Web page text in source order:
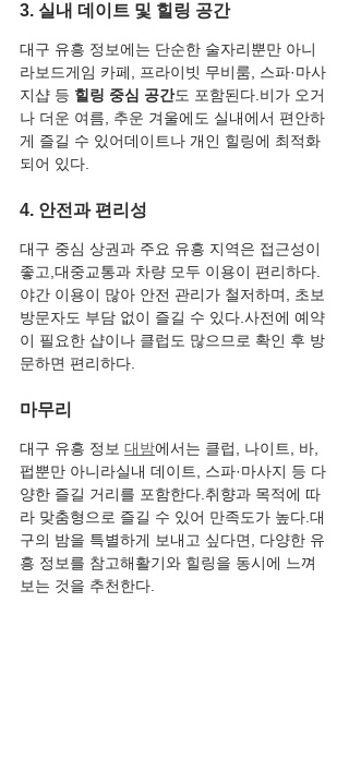
3. 실내 데이트 및 힐링 공간
대구 유흥 정보에는 단순한 술자리뿐만 아니
라보드게임 카페, 프라이빗 무비룸, 스파·마사
지샵 등 힐링 중심 공간도 포함된다.비가 오거
나 더운 여름, 추운 겨울에도 실내에서 편안하
게 즐길 수 있어데이트나 개인 힐링에 최적화
되어 있다.
4. 안전과 편리성
대구 중심 상권과 주요 유흥 지역은 접근성이
좋고,대중교통과 차량 모두 이용이 편리하다.
야간 이용이 많아 안전 관리가 철저하며, 초보
방문자도 부담 없이 즐길 수 있다.사전에 예약
이 필요한 샵이나 클럽도 많으므로 확인 후 방
문하면 편리하다.
마무리
대구 유흥 정보 대밤에서는 클럽, 나이트, 바,
펍뿐만 아니라실내 데이트, 스파·마사지 등 다
양한 즐길 거리를 포함한다.취향과 목적에 따
라 맞춤형으로 즐길 수 있어 만족도가 높다.대
구의 밤을 특별하게 보내고 싶다면, 다양한 유
흥 정보를 참고해활기와 힐링을 동시에 느껴
보는 것을 추천한다.